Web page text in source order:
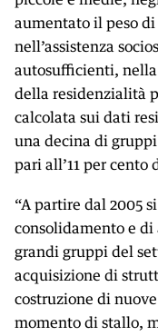
aumentato il peso
nell’assistenza
autosufficienti,
della residenzialità
calcolata sui dati
una decina di
pari all’11 per cento
“A partire dal 2005
consolidamento e di
grandi gruppi del
acquisizione di
costruzione di
momento di stallo,